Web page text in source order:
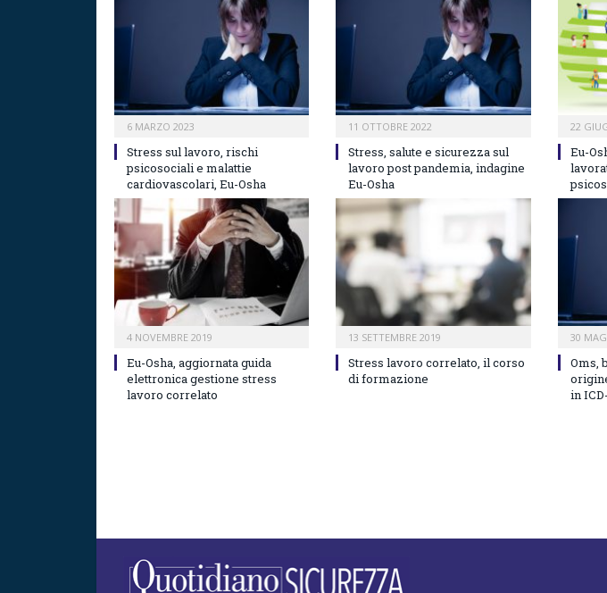
6 MARZO 2023
Stress sul lavoro, rischi
psicosociali e malattie
cardiovascolari, Eu-Osha
11 OTTOBRE 2022
Stress, salute e sicurezza sul
lavoro post pandemia, indagine
Eu-Osha
22
Eu-
4 NOVEMBRE 2019
Eu-Osha, aggiornata guida
elettronica gestione stress
lavoro correlato
13 SETTEMBRE 2019
Stress lavoro correlato, il corso
di formazione
30
Oms,
in